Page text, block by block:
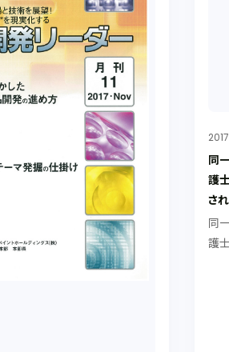
同
護
さ
同
護